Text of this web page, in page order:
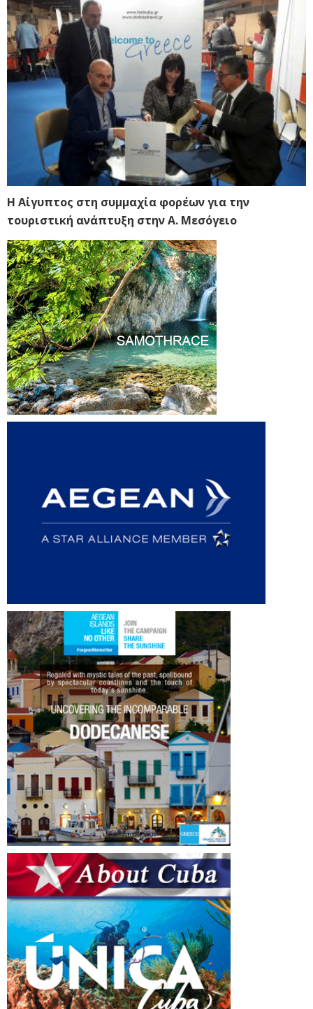
Η Αίγυπτος στη συμμαχία φορέων για την
τουριστική ανάπτυξη στην Α. Μεσόγειο